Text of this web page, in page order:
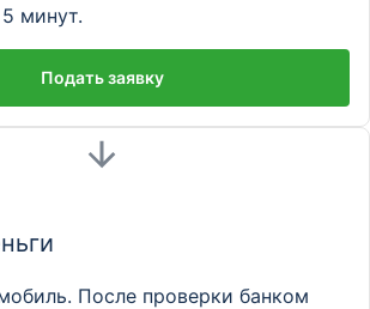
минут.
Подать заявку
После проверки банком